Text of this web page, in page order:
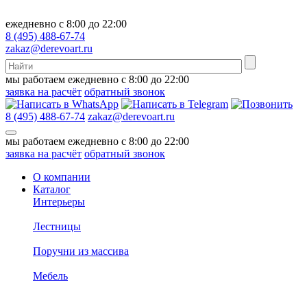
ежедневно с 8:00 до 22:00
8 (495) 488-67-74
zakaz@derevoart.ru
мы работаем ежедневно с 8:00 до 22:00
заявка на расчёт обратный звонок
8 (495) 488-67-74 zakaz@derevoart.ru
мы работаем ежедневно с 8:00 до 22:00
заявка на расчёт обратный звонок
О компании
Каталог
Интерьеры
Лестницы
Поручни из массива
Мебель